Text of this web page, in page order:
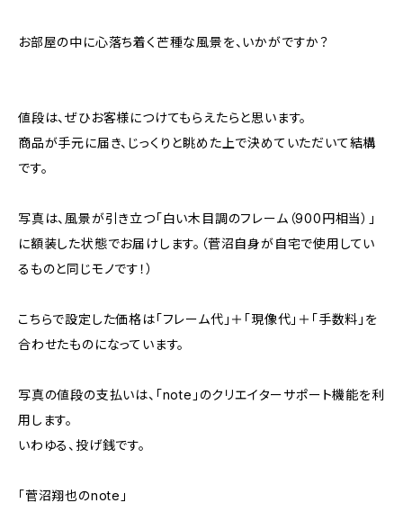
お部屋の中に心落ち着く芒種な風景を、いかがですか？
値段は、ぜひお客様につけてもらえたらと思います。
商品が手元に届き、じっくりと眺めた上で決めていただいて結構
です。
写真は、風景が引き立つ「白い木目調のフレーム（900円相当）」
に額装した状態でお届けします。（菅沼自身が自宅で使用してい
るものと同じモノです！）
こちらで設定した価格は「フレーム代」＋「現像代」＋「手数料」を
合わせたものになっています。
写真の値段の支払いは、「note」のクリエイターサポート機能を利
用します。
いわゆる、投げ銭です。
「菅沼翔也のnote」